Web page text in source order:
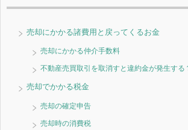
売却にかかる諸費用と戻ってくるお金
売却にかかる仲介手数料
不動産売買取引を取消すと違約金が発生する
売却でかかる税金
売却の確定申告
売却時の消費税